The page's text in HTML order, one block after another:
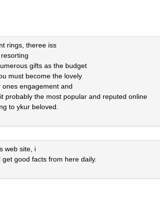
rings, theree iss
gifts as the budget
must become the lovely
engagement and
probably the most popular and reputed online
to ykur beloved.
web site, i
good facts from here daily.